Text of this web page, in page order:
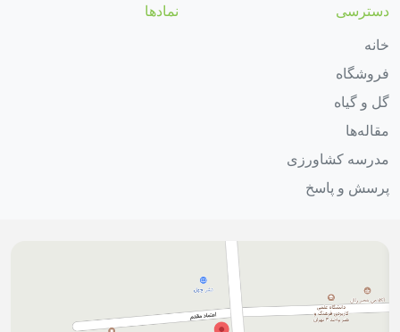
دسترسی
خانه
فروشگاه
گل و گیاه
مقاله‌ها
مدرسه کشاورزی
پرسش و پاسخ
نمادها